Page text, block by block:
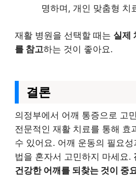
명하며, 개인 맞춤형 치
재활 병원을 선택할 때는 실제
를 참고하는 것이 좋아요.
결론
의정부에서 어깨 통증으로 고
전문적인 재활 치료를 통해 효
수 있어요. 어깨 운동의 필요
법을 혼자서 고민하지 마세요.
건강한 어깨를 되찾는 것이 중